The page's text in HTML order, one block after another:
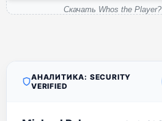
Скачать Whos the
АНАЛИТИКА: SECURITY
VERIFIED